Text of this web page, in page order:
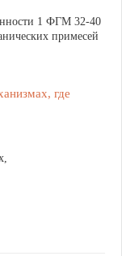
1 ФГМ 32-40
примесей
где